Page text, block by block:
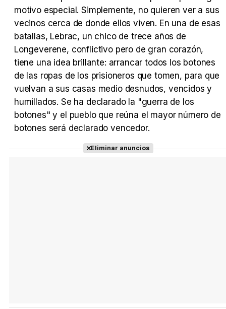
Tráiler Oficial en VOSE 'The Audacity'
motivo especial. Simplemente, no quieren ver a sus
vecinos cerca de donde ellos viven. En una de esas
batallas, Lebrac, un chico de trece años de
Longeverene, conflictivo pero de gran corazón,
tiene una idea brillante: arrancar todos los botones
de las ropas de los prisioneros que tomen, para que
vuelvan a sus casas medio desnudos, vencidos y
humillados. Se ha declarado la "guerra de los
botones" y el pueblo que reúna el mayor número de
botones será declarado vencedor.
Eliminar anuncios